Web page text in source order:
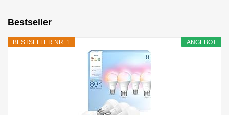
Bestseller
ANGEBOT
BESTSELLER NR. 1